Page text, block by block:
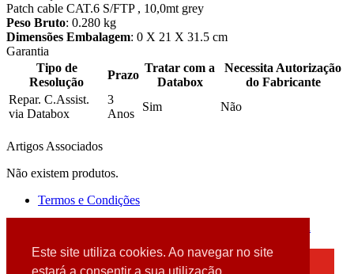
Este site utiliza cookies. Ao navegar no site
estará a consentir a sua utilização.
Patch cable CAT.6 S/FTP , 10,0mt grey
Peso Bruto: 0.280 kg
Dimensões Embalagem: 0 X 21 X 31.5 cm
Garantia
Tipo de
Resolução
Prazo
Tratar com a
Databox
Necessita Autorização
do Fabricante
Repar. C.Assist.
via Databox
3
Anos
Sim Não
Artigos Associados
Não existem produtos.
Termos e Condições